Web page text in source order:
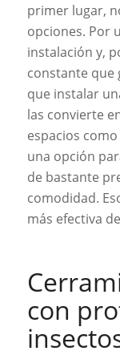
primer lugar,
opciones. Por
instalación y,
constante que
que instalar
las convierte
espacios
una opción
de bastante
comodidad.
más efectiva
con